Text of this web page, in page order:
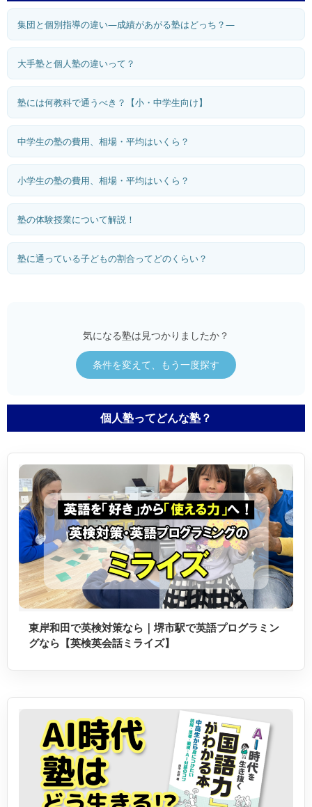
集団と個別指導の違い―成績があがる塾はどっち？―
大手塾と個人塾の違いって？
塾には何教科で通うべき？【小・中学生向け】
中学生の塾の費用、相場・平均はいくら？
小学生の塾の費用、相場・平均はいくら？
塾の体験授業について解説！
塾に通っている子どもの割合ってどのくらい？
気になる塾は見つかりましたか？
条件を変えて、もう一度探す
個人塾ってどんな塾？
東岸和田で英検対策なら｜堺市駅で英語プログラミン
グなら【英検英会話ミライズ】